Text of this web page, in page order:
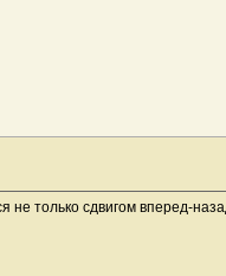
не только сдвигом вперед-